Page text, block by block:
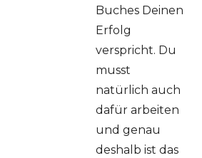
Buches Deinen
Erfolg
verspricht. Du
musst
natürlich auch
dafür arbeiten
und genau
deshalb ist das